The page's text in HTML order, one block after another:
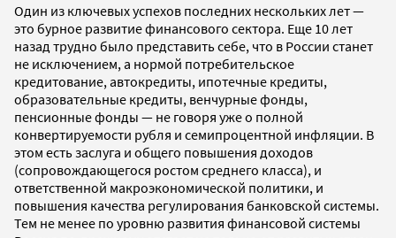
Один из ключевых успехов последних нескольких лет —
это бурное развитие финансового сектора. Еще 10 лет
назад трудно было представить себе, что в России станет
не исключением, а нормой потребительское
кредитование, автокредиты, ипотечные кредиты,
образовательные кредиты, венчурные фонды,
пенсионные фонды — не говоря уже о полной
конвертируемости рубля и семипроцентной инфляции. В
этом есть заслуга и общего повышения доходов
(сопровождающегося ростом среднего класса), и
ответственной макроэкономической политики, и
повышения качества регулирования банковской системы.
Тем не менее по уровню развития финансовой системы